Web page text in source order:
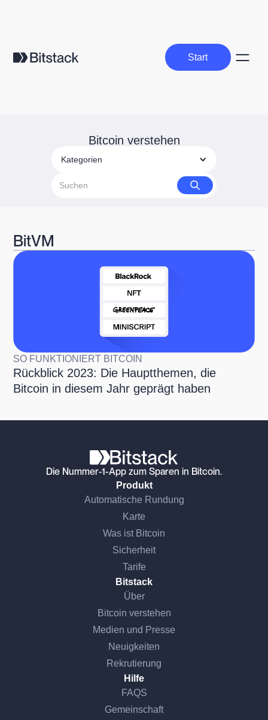
Start
Start
Bitcoin verstehen
Kategorien
BitVM
SO FUNKTIONIERT BITCOIN
Rückblick 2023: Die Hauptthemen, die
Bitcoin in diesem Jahr geprägt haben
Die Nummer-1-App zum Sparen in Bitcoin.
Produkt
Automatische Rundung
Karte
Was ist Bitcoin
Sicherheit
Tarife
Bitstack
Über
Bitcoin verstehen
Medien und Presse
Neuigkeiten
Rekrutierung
Hilfe
FAQS
Gemeinschaft